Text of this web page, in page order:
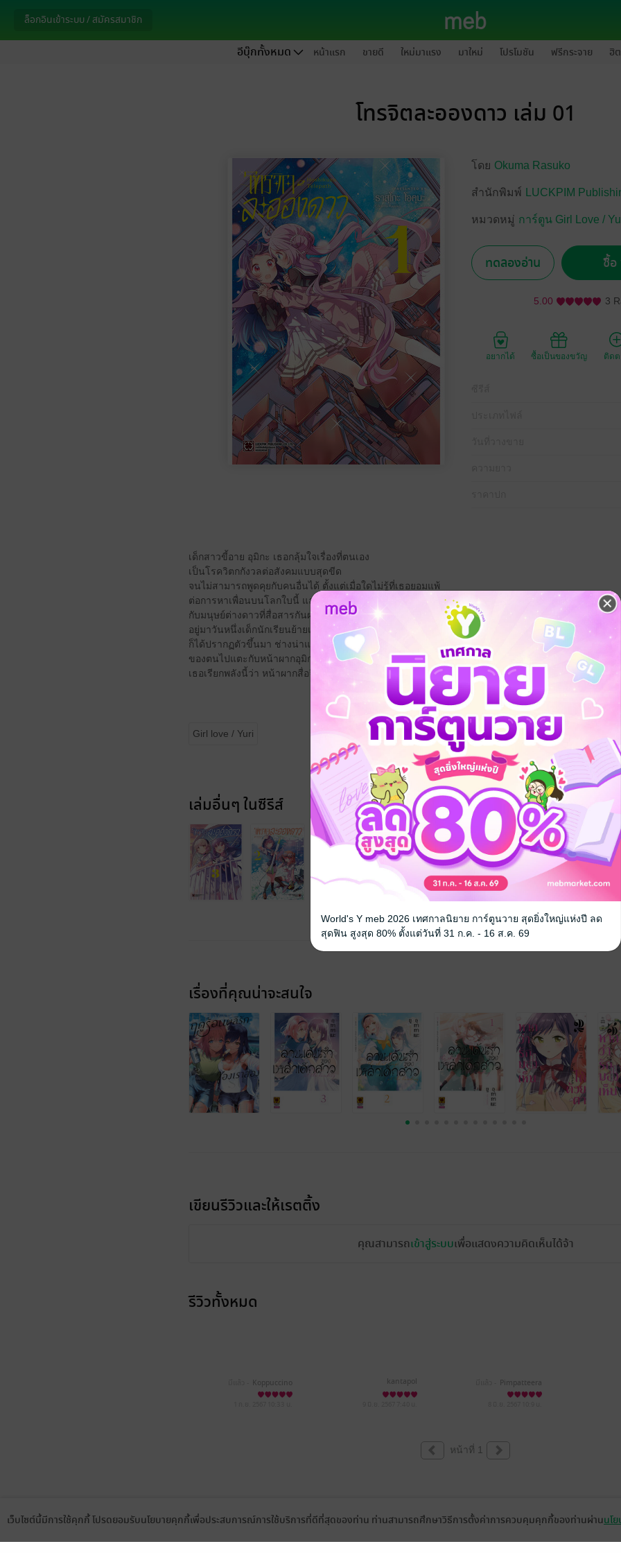
ล็อกอินเข้าระบบ / สมัครสมาชิก
อีบุ๊กทั้งหมด หน้าแรก ขายดี ใหม่มาแรง มาใหม่ โปรโมชัน ฟรีกระจาย ฮิ
โทรจิตละอองดาว เล่ม 01
โดย Okuma Rasuko
สำนักพิมพ์ LUCKPIM
หมวดหมู่ การ์ตูน Girl Love /
ทดลองอ่าน ซื้อ
5.00 3
อยากได้ ซื้อเป็นของขวัญ ติด
เด็กสาวขี้อาย อุมิกะ เธอกลุ้มใจเรื่องที่ตนเอง
เป็นโรควิตกกังวลต่อสังคมแบบสุดขีด
จนไม่สามารถพูดคุยกับคนอื่นได้ ตั้งแต่เมื่อใดไม่รู้ที่เธอยอมแพ้
ต่อการหาเพื่อนบนโลกใบนี้ และฝันอยากจะพบพาน
กับมนุษย์ต่างดาวที่สื่อสารกันผ่านโทรจิตแทน
อยู่มาวันหนึ่งเด็กนักเรียนย้ายเข้ามาใหม่ ผู้อ้างว่าตนเองคือมนุษย์ต่างดาว ยู
ก็ได้ปรากฏตัวขึ้นมา ช่างน่าแปลกประหลาดที่เมื่อ"ยู"เอา "หนัาผาก"
ของตนไปแตะกับหน้าผากอุมิกะ ก็ทำให้เธอรู้ถึงความในใจของอุมิกะได้
เธอเรียกพลังนี้ว่า หน้าผากสื่อจิต.....!?
Girl love / Yuri
เล่มอื่นๆ ในซีรีส์
เรื่องที่คุณน่าจะสนใจ
เขียนรีวิวและให้เรตติ้ง
คุณสามารถเข้าสู่ระบบเพื่อแสดงความคิดเห็นได้จ้า
รีวิวทั้งหมด
Koppuccino kantapol Pimpatteera
หน้าที่ 1
เว็บไซต์นี้มีการใช้คุกกี้ โปรดยอมรับนโยบายคุกกี้เพื่อประสบการณ์การใช้บริการที่ดีที่สุดของท่าน ท่านสามารถศึกษาวิธีการตั้งค่าการควบคุมคุกกี้ของท่านผ่านนโ
World's Y meb 2026 เทศกาลนิยาย การ์ตูนวาย สุดยิ่งใหญ่แห่งปี ลด
สุดฟิน สูงสุด 80% ตั้งแต่วันที่ 31 ก.ค. - 16 ส.ค. 69